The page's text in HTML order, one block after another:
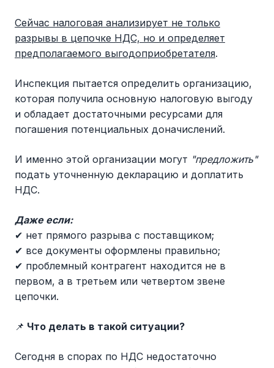
Сейчас налоговая анализирует не только
разрывы в цепочке НДС, но и определяет
предполагаемого выгодоприобретателя.
Инспекция пытается определить организацию,
которая получила основную налоговую выгоду
и обладает достаточными ресурсами для
погашения потенциальных доначислений.
И именно этой организации могут "предложить"
подать уточненную декларацию и доплатить
НДС.
Даже если:
✔ нет прямого разрыва с поставщиком;
✔ все документы оформлены правильно;
✔ проблемный контрагент находится не в
первом, а в третьем или четвертом звене
цепочки.
📌 Что делать в такой ситуации?
Сегодня в спорах по НДС недостаточно